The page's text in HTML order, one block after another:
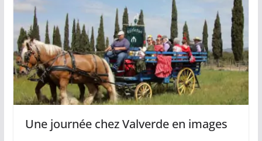
Une journée chez Valverde en images